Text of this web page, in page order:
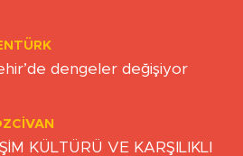
dengeler değişiyor
KÜLTÜRÜ VE KARŞILIKLI